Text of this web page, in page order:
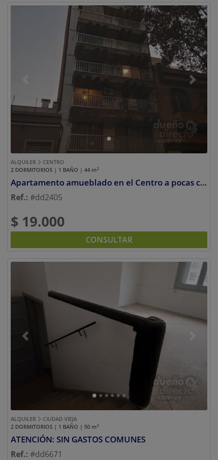
Next
ALQUILER
CENTRO
2 DORMITORIOS | 1 BAÑO | 44 m2
Apartamento amueblado en el Centro a pocas cuadras de la Rambla
Ref.: #dd2405
$ 19.000
CONSULTAR
Previous
ALQUILER
CIUDAD VIEJA
2 DORMITORIOS | 1 BAÑO | 50 m2
ATENCIÓN: SIN GASTOS COMUNES
Ref.: #dd6671